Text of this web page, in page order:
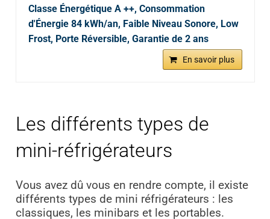
Classe Énergétique A ++, Consommation
d'Énergie 84 kWh/an, Faible Niveau Sonore, Low
Frost, Porte Réversible, Garantie de 2 ans
En savoir plus
Les différents types de
mini-réfrigérateurs
Vous avez dû vous en rendre compte, il existe
différents types de mini réfrigérateurs : les
classiques, les minibars et les portables.